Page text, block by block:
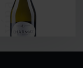
vína